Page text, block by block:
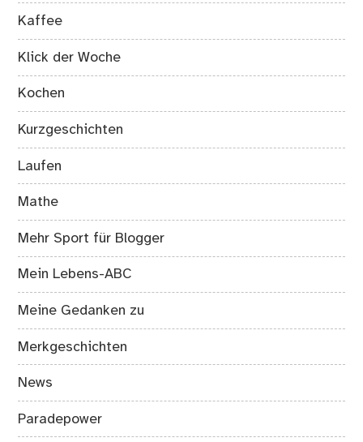
Kaffee
Klick der Woche
Kochen
Kurzgeschichten
Laufen
Mathe
Mehr Sport für Blogger
Mein Lebens-ABC
Meine Gedanken zu
Merkgeschichten
News
Paradepower